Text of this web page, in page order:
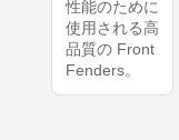
性能のために
使用される高
品質の Front
Fenders。